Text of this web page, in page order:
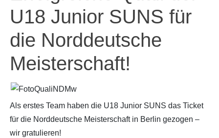
U18 Junior SUNS für
die Norddeutsche
Meisterschaft!
Als erstes Team haben die U18 Junior SUNS das Ticket
für die Norddeutsche Meisterschaft in Berlin gezogen –
wir gratulieren!